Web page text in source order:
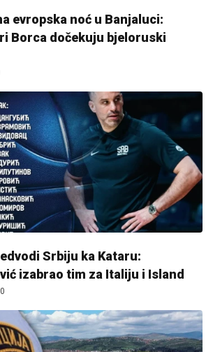
evropska noć u Banjaluci:
Borca dočekuju bjeloruski
Srbiju ka Kataru:
izabrao tim za Italiju i Island
0